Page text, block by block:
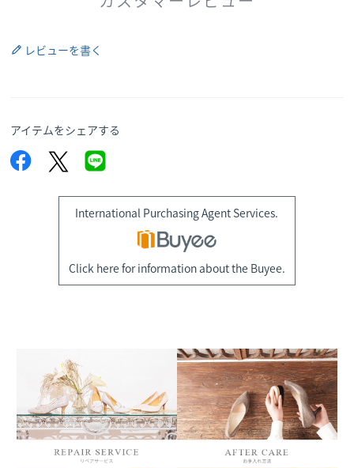
レビューを書く
アイテムをシェアする
International Purchasing Agent Services.
Click here for information about the Buyee.